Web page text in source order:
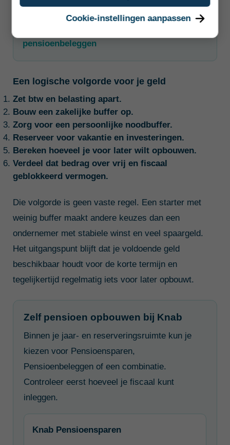
verwachte rendement.
pensioenbeleggen
Een logische volgorde voor je geld
Zet btw en belasting apart.
Bouw een zakelijke buffer op.
Zorg voor een persoonlijke noodbuffer.
Reserveer voor vakantie en investeringen.
Bereken hoeveel je voor later wilt opbouwen.
Verdeel dat bedrag over vrij en fiscaal
geblokkeerd vermogen.
Die volgorde is geen vaste regel. Een starter met
weinig buffer maakt andere keuzes dan een
ondernemer met stabiele winst en veel spaargeld.
Het uitgangspunt blijft dat je voldoende geld
beschikbaar houdt voor de korte termijn en
tegelijkertijd regelmatig iets voor later opbouwt.
Zelf pensioen opbouwen bij Knab
Binnen je jaar- en reserveringsruimte kun je
kiezen voor Pensioensparen,
Pensioenbeleggen of een combinatie.
Controleer eerst hoeveel je fiscaal kunt
inleggen.
Knab Pensioensparen
Cookie-instellingen aanpassen